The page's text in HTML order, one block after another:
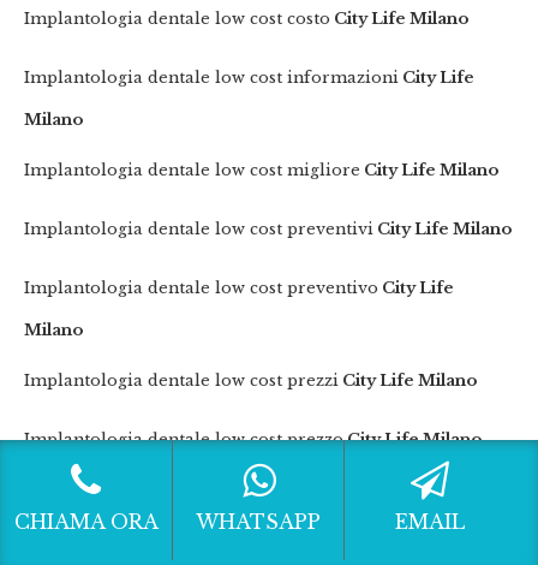
Implantologia dentale low cost costo City Life Milano
Implantologia dentale low cost informazioni City Life
Milano
Implantologia dentale low cost migliore City Life Milano
Implantologia dentale low cost preventivi City Life Milano
Implantologia dentale low cost preventivo City Life
Milano
Implantologia dentale low cost prezzi City Life Milano
Implantologia dentale low cost prezzoCity Life Milano
Implantologia dentale low cost quanto costa City Life
CHIAMA ORA WHATSAPP EMAIL